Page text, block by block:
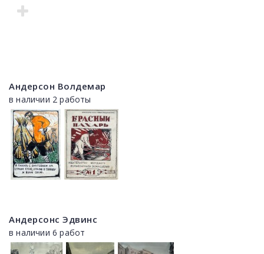
Андерсон Волдемар
в наличии 2 работы
Андерсонс Эдвинс
в наличии 6 работ